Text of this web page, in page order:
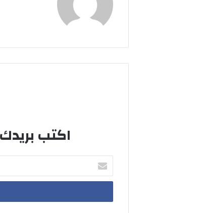
اكتب
أدخل
بريدك
الإلكتروني